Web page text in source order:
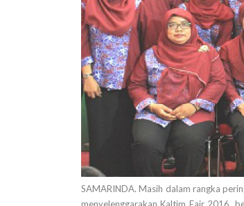
SAMARINDA. Masih dalam rangka